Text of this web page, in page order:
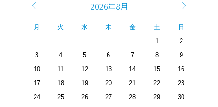
2026年8月
月 火 水 木 金 土
日
1
2
3
4 5 6 7 8
9
10
11 12 13 14 15
16
17
18 19 20 21 22
23
24
25 26 27 28 29
30